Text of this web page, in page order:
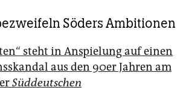
Söders Ambitionen
steht in Anspielung auf einen
aus den 90er Jahren am
Süddeutschen